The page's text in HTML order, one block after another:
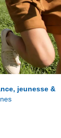
jeunesse &